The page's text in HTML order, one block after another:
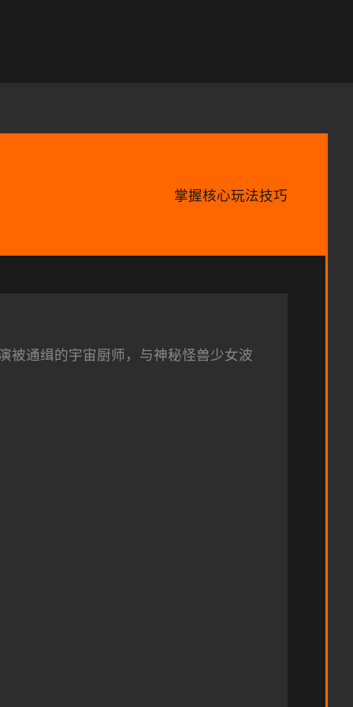
掌握核心玩法技巧
被通缉的宇宙厨师，与神秘怪兽少女波